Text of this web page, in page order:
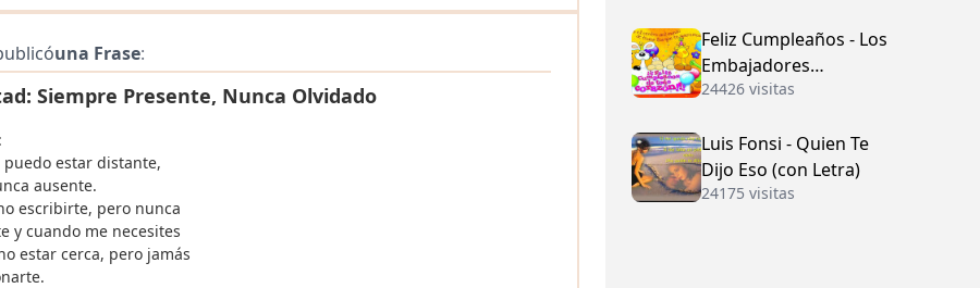
una Frase:
Siempre Presente, Nunca Olvidado
puedo estar distante,
ausente.
escribirte, pero nunca
y cuando me necesites
estar cerca, pero jamás
Feliz Cumpleaños - Los
Embajadores
Vallenatos (con Letra)
24426 visitas
Luis Fonsi - Quien Te
Dijo Eso (con Letra)
24175 visitas